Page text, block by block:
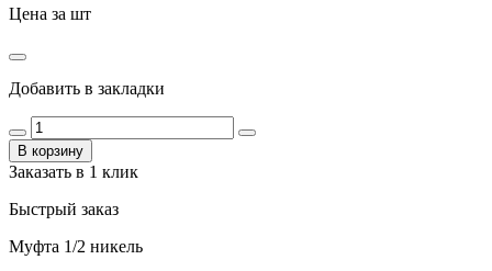
Цена за шт
Добавить в закладки
В корзину
Заказать в 1 клик
Быстрый заказ
Муфта 1/2 никель